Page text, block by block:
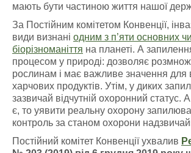
мають бути частиною життя нашої
За Постійним комітетом Конвенції,
види визнані одним з п’яти основних
біорізноманіття на планеті. А
процесом у природі: дозволяє
рослинам і має важливе значення для
харчових продуктів. Утім, у диких
зазвичай відчутній охоронний статус.
є, то уявити реальну охорону
контроль за станом охорони
Постійний комітет Конвенції ухвалив